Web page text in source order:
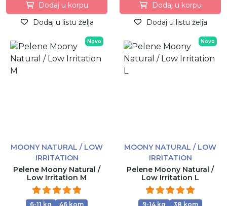
Dodaj u korpu
Dodaj u listu želja
Dodaj u korpu
Dodaj u listu želja
Novo
MOONY NATURAL / LOW
IRRITATION
Pelene Moony Natural /
Low Irritation M
6-11 kg 46 kom
Novo
MOONY NATURAL / LOW
IRRITATION
Pelene Moony Natural /
Low Irritation L
9-14 kg 38 kom